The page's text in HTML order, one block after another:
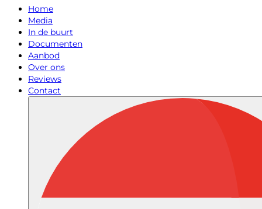
Home
Media
In de buurt
Documenten
Aanbod
Over ons
Reviews
Contact